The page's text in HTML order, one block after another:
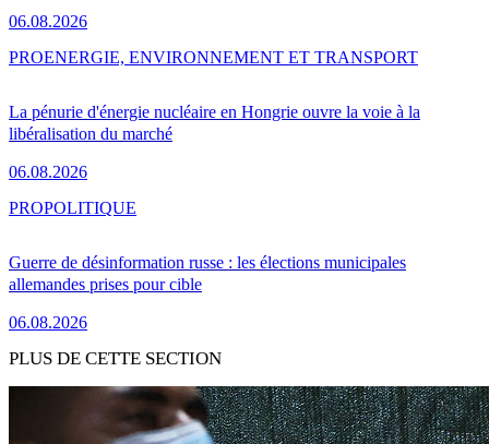
06.08.2026
La pénurie d'énergie nucléaire en Hongrie ouvre la voie à la
libéralisation du marché
06.08.2026
PROENERGIE, ENVIRONNEMENT ET TRANSPORT
Guerre de désinformation russe : les élections municipales
allemandes prises pour cible
06.08.2026
PROPOLITIQUE
PLUS DE CETTE SECTION